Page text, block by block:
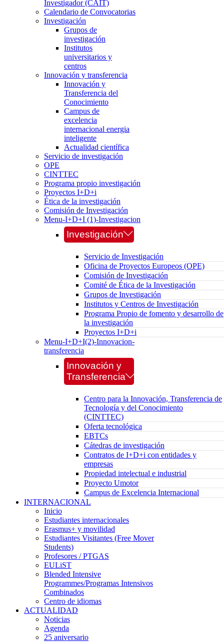
Investigador (CAIT)
Calendario de Convocatorias
Investigación
Grupos de
investigación
Institutos
universitarios y
centros
Innovación y transferencia
Innovación y
Transferencia del
Conocimiento
Campus de
excelencia
internacional energia
inteligente
Actualidad científica
Servicio de investigación
OPE
CINTTEC
Programa propio investigación
Proyectos I+D+i
Ética de la investigación
Comisión de Investigación
Menu-I+D+I (1)-Investigacion
Investigación
Servicio de Investigación
Oficina de Proyectos Europeos (OPE)
Comisión de Investigación
Comité de Ética de la Investigación
Grupos de Investigación
Institutos y Centros de Investigación
Programa Propio de fomento y desarrollo de
la investigación
Proyectos I+D+i
Menu-I+D+I(2)-Innovacion-
transferencia
Innovación y
Transferencia
Centro para la Innovación, Transferencia de
Tecnología y del Conocimiento
(CINTTEC)
Oferta tecnológica
EBTCs
Cátedras de investigación
Contratos de I+D+i con entidades y
empresas
Propiedad intelectual e industrial
Proyecto Umotor
Campus de Excelencia Internacional
INTERNACIONAL
Inicio
Estudiantes internacionales
Erasmus+ y movilidad
Estudiantes Visitantes (Free Mover
Students)
Profesores / PTGAS
EULiST
Blended Intensive
Programmes/Programas Intensivos
Combinados
Centro de idiomas
ACTUALIDAD
Noticias
Agenda
25 aniversario